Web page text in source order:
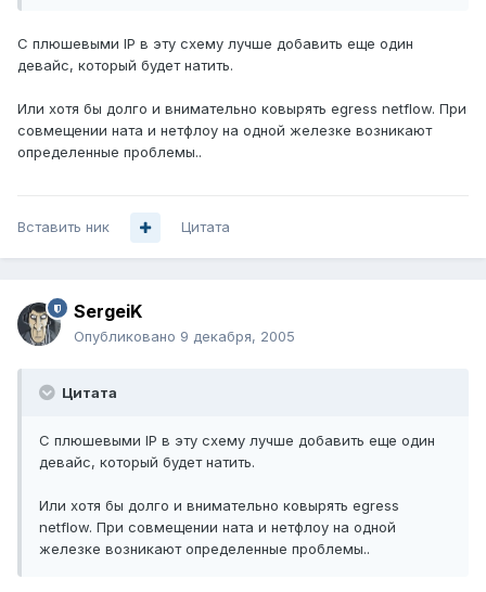
С плюшевыми IP в эту схему лучше добавить еще один
девайс, который будет натить.
Или хотя бы долго и внимательно ковырять egress netflow. При
совмещении ната и нетфлоу на одной железке возникают
определенные проблемы..
Вставить ник Цитата
SergeiK
Опубликовано 9 декабря, 2005
Цитата
С плюшевыми IP в эту схему лучше добавить еще один
девайс, который будет натить.
Или хотя бы долго и внимательно ковырять egress
netflow. При совмещении ната и нетфлоу на одной
железке возникают определенные проблемы..